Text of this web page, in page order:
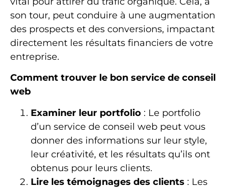
son tour, peut conduire à une augmentation
des prospects et des conversions, impactant
directement les résultats financiers de votre
entreprise.
Comment trouver le bon service de conseil
web
Examiner leur portfolio : Le portfolio
d’un service de conseil web peut vous
donner des informations sur leur style,
leur créativité, et les résultats qu’ils ont
obtenus pour leurs clients.
Lire les témoignages des clients : Les